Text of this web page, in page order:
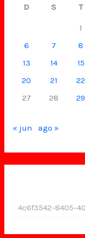
D S T
1
6
7 8
13
14 15
20
21 22
27
28 29
« jun ago »